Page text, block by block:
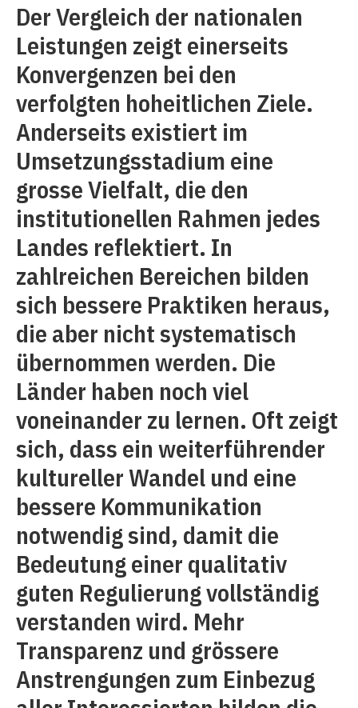
Der Vergleich der nationalen
Leistungen zeigt einerseits
Konvergenzen bei den
verfolgten hoheitlichen Ziele.
Anderseits existiert im
Umsetzungsstadium eine
grosse Vielfalt, die den
institutionellen Rahmen jedes
Landes reflektiert. In
zahlreichen Bereichen bilden
sich bessere Praktiken heraus,
die aber nicht systematisch
übernommen werden. Die
Länder haben noch viel
voneinander zu lernen. Oft zeigt
sich, dass ein weiterführender
kultureller Wandel und eine
bessere Kommunikation
notwendig sind, damit die
Bedeutung einer qualitativ
guten Regulierung vollständig
verstanden wird. Mehr
Transparenz und grössere
Anstrengungen zum Einbezug